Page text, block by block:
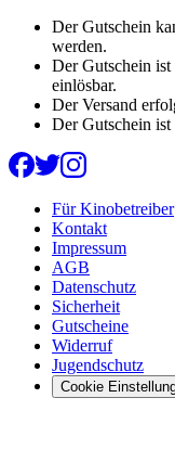
Der Gutschein
werden.
Der Gutschein
einlösbar.
Der Versand
Der Gutschein ist
Für Kinobetreiber
Kontakt
Impressum
AGB
Datenschutz
Sicherheit
Gutscheine
Widerruf
Jugendschutz
Cookie